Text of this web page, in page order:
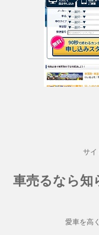
サイ
車売るなら知
愛車を高